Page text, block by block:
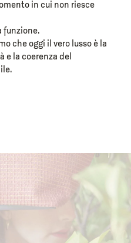
in cui non riesce
funzione.
che oggi il vero lusso è la
e la coerenza del